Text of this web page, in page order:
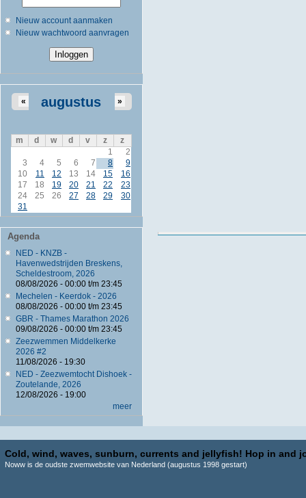
Nieuw account aanmaken
Nieuw wachtwoord aanvragen
augustus
« »
m d w d v z
z
1
2
3
4 5 6 7 8
9
10
11 12 13 14 15
16
17
18 19 20 21 22
23
24
25 26 27 28 29
30
31
Agenda
NED - KNZB -
Havenwedstrijden Breskens,
Scheldestroom, 2026
08/08/2026 - 00:00t/m 23:45
Mechelen - Keerdok - 2026
08/08/2026 - 00:00t/m 23:45
GBR - Thames Marathon 2026
09/08/2026 - 00:00t/m 23:45
Zeezwemmen Middelkerke
2026 #2
11/08/2026 - 19:30
NED - Zeezwemtocht Dishoek -
Zoutelande, 2026
12/08/2026 - 19:00
meer
Cold, wind, waves, sunburn, currents and jellyfish! Hop in and
Noww is de oudste zwemwebsite van Nederland (augustus 1998 gestart)